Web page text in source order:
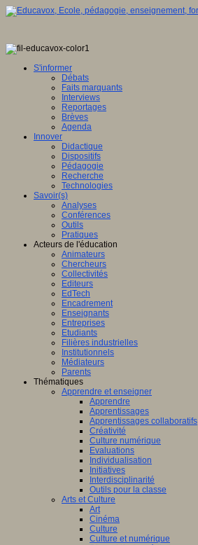
S'informer
Débats
Faits marquants
Interviews
Reportages
Brèves
Agenda
Innover
Didactique
Dispositifs
Pédagogie
Recherche
Technologies
Savoir(s)
Analyses
Conférences
Outils
Pratiques
Acteurs de l'éducation
Animateurs
Chercheurs
Collectivités
Editeurs
EdTech
Encadrement
Enseignants
Entreprises
Etudiants
Filières industrielles
Institutionnels
Médiateurs
Parents
Thématiques
Apprendre et enseigner
Apprendre
Apprentissages
Apprentissages collaboratifs
Créativité
Culture numérique
Evaluations
Individualisation
Initiatives
Interdisciplinarité
Outils pour la classe
Arts et Culture
Art
Cinéma
Culture
Culture et numérique